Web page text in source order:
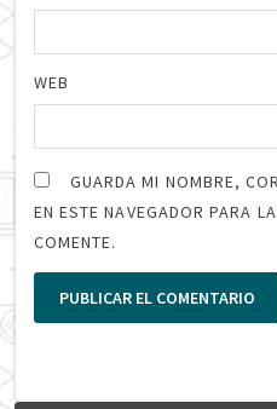
WEB
GUARDA MI NOMBRE,
EN ESTE NAVEGADOR PARA
COMENTE.